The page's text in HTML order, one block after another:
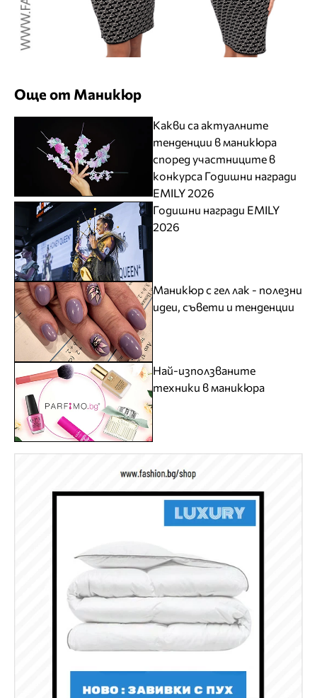
Още от Маникюр
Какви са актуалните
тенденции в маникюра
според участниците в
конкурса Годишни награди
EMILY 2026
Годишни награди EMILY
2026
Маникюр с гел лак - полезни
идеи, съвети и тенденции
Най-използваните
техники в маникюра